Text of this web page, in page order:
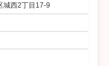
城西2丁目17-9